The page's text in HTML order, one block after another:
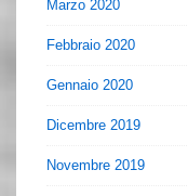
Marzo 2020
Febbraio 2020
Gennaio 2020
Dicembre 2019
Novembre 2019